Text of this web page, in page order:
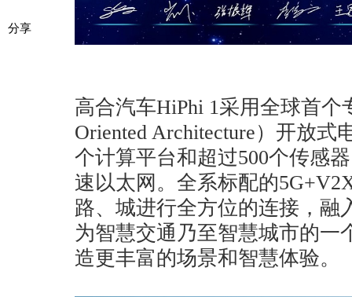
分享
高合汽车HiPhi 1采用全球首个
Oriented Architecture）开放
个计算平台和超过500个传感
速以太网。全系标配的
路、城进行全方位的连接，融
为智慧交通乃至智慧城市的一
造更丰富的场景和智慧体验。